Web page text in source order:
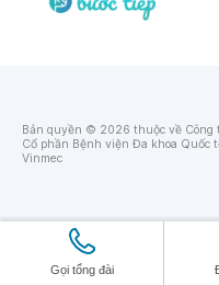
Gọi tổng đài
Bản quyền © 2026 thuộc về Công
Cổ phần Bệnh viện Đa khoa Quốc
Vinmec